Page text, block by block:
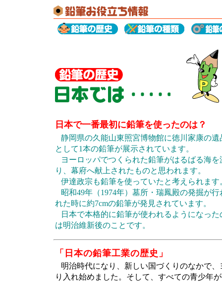
日本で一番最初に鉛筆を使ったのは？
静岡県の久能山東照宮博物館に徳川家康の遺
として1本の鉛筆が展示されています。
ヨーロッパでつくられた鉛筆がはるばる海を
り、幕府へ献上されたものと思われます。
伊達政宗も鉛筆を使っていたと考えられます
昭和49年（1974年）墓所・瑞鳳殿の発掘が行
れた時に約7cmの鉛筆が発見されています。
日本で本格的に鉛筆が使われるようになった
は明治維新後のことです。
「日本の鉛筆工業の歴史」
明治時代になり、新しい国づくりのなかで
り入れ始めました。そして、すべての青少年